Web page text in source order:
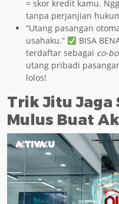
= skor kredit kamu.
tanpa perjanjian
“Utang pasangan
usahaku.”
BISA
terdaftar sebagai co-
utang pribadi
lolos!
Trik Jitu Jaga
Mulus Buat